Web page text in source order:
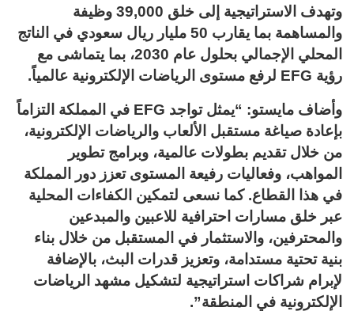
وتهدف الاستراتيجية إلى خلق 39,000 وظيفة
والمساهمة بما يقارب 50 مليار ريال سعودي في الناتج
المحلي الإجمالي بحلول عام 2030، بما يتماشى مع
رؤية EFG لرفع مستوى الرياضات الإلكترونية عالمياً.
وأضاف مايستو: “يمثل تواجد EFG في المملكة التزاماً
بإعادة صياغة مستقبل الألعاب والرياضات الإلكترونية،
من خلال تقديم بطولات عالمية، وبرامج تطوير
المواهب، وفعاليات رفيعة المستوى تعزز دور المملكة
في هذا القطاع. كما نسعى لتمكين الكفاءات المحلية
عبر خلق مسارات احترافية للاعبين والمبدعين
والمحترفين، والاستثمار في المستقبل من خلال بناء
بنية تحتية مستدامة، وتعزيز قدرات البث، بالإضافة
لإبرام شراكات استراتيجية لتشكيل مشهد الرياضات
الإلكترونية في المنطقة”.